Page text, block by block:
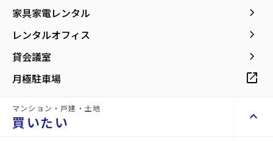
家具家電レンタル keyboard_arrow_right
レンタルオフィス keyboard_arrow_right
貸会議室 keyboard_arrow_right
月極駐車場 open_in_new
マンション・戸建・土地
買いたい keyboard_arrow_up